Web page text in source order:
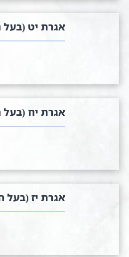
אגרת יט (בעל
אגרת יח (בעל
אגרת יז (בעל